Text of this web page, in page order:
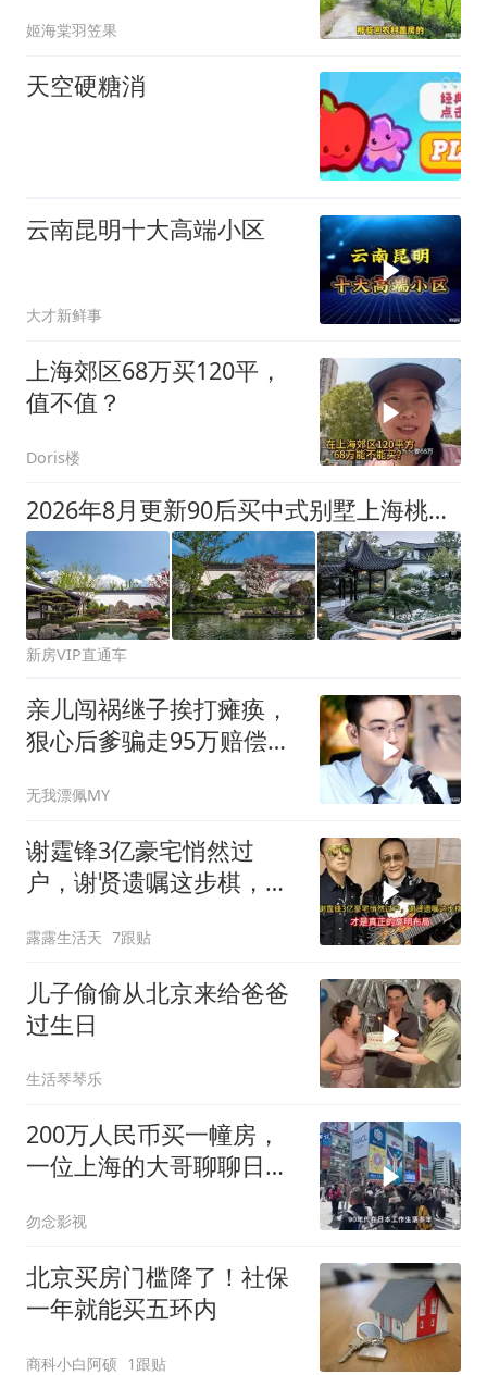
姬海棠羽笠果
天空硬糖消
云南昆明十大高端小区
大才新鲜事
上海郊区68万买120平，
值不值？
Doris楼
2026年8月更新90后买中式别墅上海桃花源
新房VIP直通车
亲儿闯祸继子挨打瘫痪，
狠心后爹骗走95万赔偿金
无我漂佩MY
谢霆锋3亿豪宅悄然过
户，谢贤遗嘱这步棋，才
露露生活天 7跟贴
儿子偷偷从北京来给爸爸
过生日
生活琴琴乐
200万人民币买一幢房，
一位上海的大哥聊聊日本
勿念影视
北京买房门槛降了！社保
一年就能买五环内
商科小白阿硕 1跟贴